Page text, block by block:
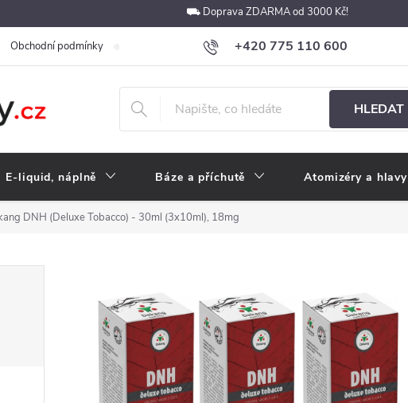
⛟ Doprava ZDARMA od 3000 Kč!
+420 775 110 600
obchod@e-cigarety.cz
Obchodní podmínky Podmínky ochrany osobních údajů Velkoobchod
HLEDAT
E-liquid, náplně Báze a příchutě Atomizéry a hlavy
DNH (Deluxe Tobacco) - 30ml (3x10ml), 18mg